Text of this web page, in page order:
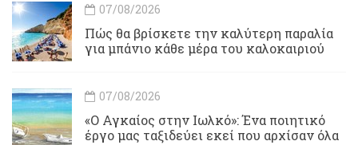
07/08/2026
Πώς θα βρίσκετε την καλύτερη παραλία
για μπάνιο κάθε μέρα του καλοκαιριού
07/08/2026
«Ο Αγκαίος στην Ιωλκό»: Ένα ποιητικό
έργο μας ταξιδεύει εκεί που αρχίσαν όλα